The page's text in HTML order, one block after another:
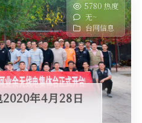
5780 热度
无~
台网信息
年4月28日